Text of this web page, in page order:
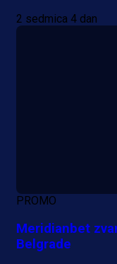
2 sedmica 4 dan
PROMO
Meridianbet
Belgrade